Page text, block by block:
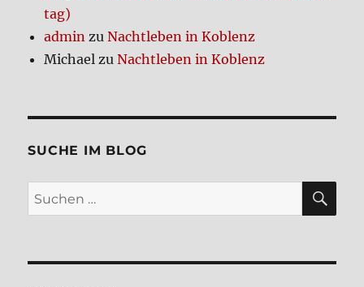
tag)
admin zuNacht­le­ben in Koblenz
Michael zuNacht­le­ben in Koblenz
SUCHE IM BLOG
Suchen
nach: